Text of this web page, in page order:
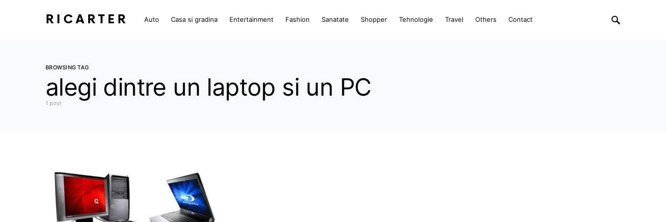
RICARTER Auto Casa si gradina Entertainment Fashion Sanatate Shopper Tehnologie Travel Others Contact
BROWSING TAG
alegi dintre un laptop si un PC
1 post